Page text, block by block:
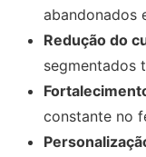
abandonados
Redução do
segmentados
constante no